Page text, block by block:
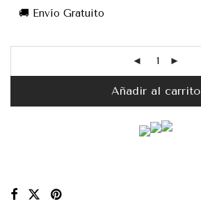
🚚 Envío Gratuito
Añadir al carrito